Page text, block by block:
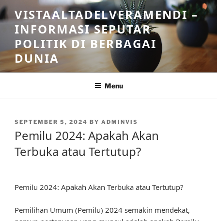
Skip
to
content
VISTAALTADELVERAMENDI –
INFORMASI SEPUTAR
POLITIK DI BERBAGAI
DUNIA
Menu
POSTED
SEPTEMBER 5, 2024 BY ADMINVIS
Pemilu 2024: Apakah Akan
Terbuka atau Tertutup?
Pemilu 2024: Apakah Akan Terbuka atau Tertutup?
Pemilihan Umum (Pemilu) 2024 semakin mendekat,